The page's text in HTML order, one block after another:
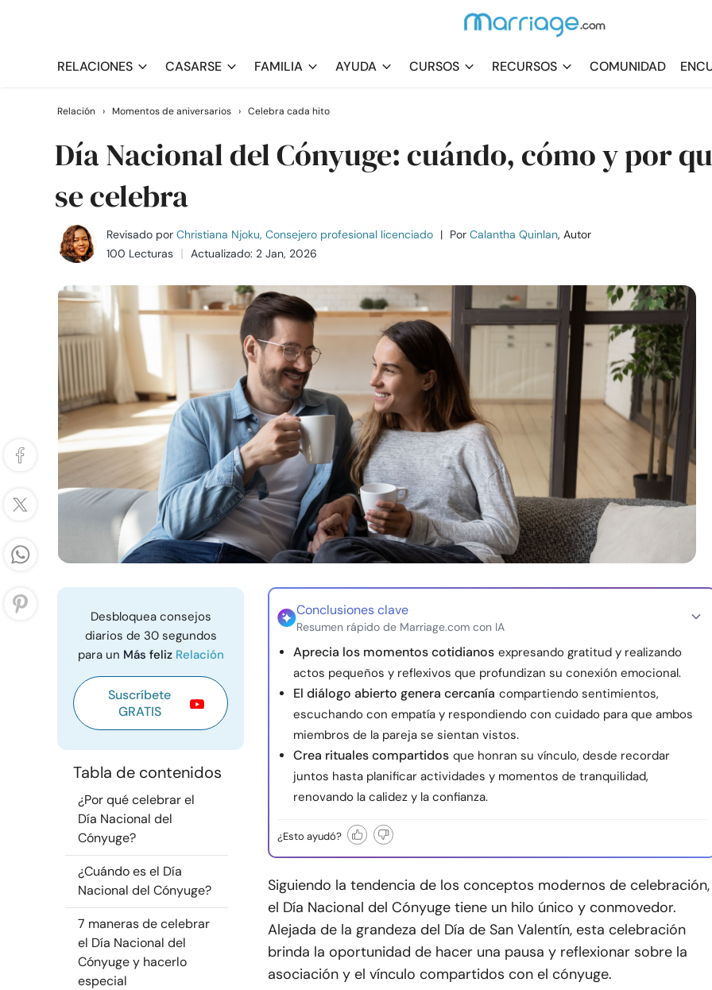
RELACIONES CASARSE FAMILIA AYUDA CURSOS RECURSOS COMUNIDAD
Relación › Momentos de aniversarios › Celebra cada hito
Día Nacional del Cónyuge: cuándo, cómo y por
se celebra
Revisado por Christiana Njoku, Consejero profesional licenciado | Por Calantha Quinlan, Autor
100 Lecturas
Actualizado: 2 Jan, 2026
Desbloquea consejos
diarios de 30 segundos
para un Más feliz Relación
Suscríbete
GRATIS
Tabla de contenidos
¿Por qué celebrar el
Día Nacional del
Cónyuge?
¿Cuándo es el Día
Nacional del Cónyuge?
7 maneras de celebrar
el Día Nacional del
Cónyuge y hacerlo
especial
Conclusiones clave
Resumen rápido de Marriage.com con IA
Aprecia los momentos cotidianos expresando gratitud y realizando
actos pequeños y reflexivos que profundizan su conexión emocional.
El diálogo abierto genera cercanía compartiendo sentimientos,
escuchando con empatía y respondiendo con cuidado para que ambos
miembros de la pareja se sientan vistos.
Crea rituales compartidos que honran su vínculo, desde recordar
juntos hasta planificar actividades y momentos de tranquilidad,
renovando la calidez y la confianza.
¿Esto ayudó?
Siguiendo la tendencia de los conceptos modernos de celebración,
el Día Nacional del Cónyuge tiene un hilo único y conmovedor.
Alejada de la grandeza del Día de San Valentín, esta celebración
brinda la oportunidad de hacer una pausa y reflexionar sobre la
asociación y el vínculo compartidos con el cónyuge.